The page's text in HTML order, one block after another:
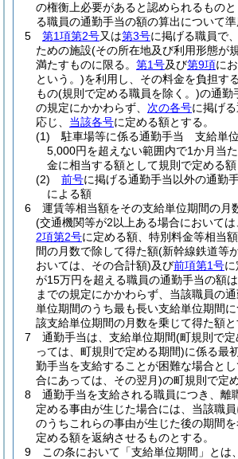
の権衡上必要があると認められるもの
る職員の通勤手当の額の算出について準
5
第1項第2号又は第3号に掲げる職員で
ための施設(その所在地及び利用形態が
満たすものに限る。 第1号及び第9項に
という。)を利用し、その料金を負担す
もの(規則で定める職員を除く。)の通勤
の規定にかかわらず、 次の各号に掲げ
応じ、 当該各号に定める額とする。
(1)
駐車場等に係る通勤手当 支給単位
5,000円を超えない範囲内で1か月当
金に相当する額として規則で定める額
(2)
前号に掲げる通勤手当以外の通勤
による額
6
運賃等相当額をその支給単位期間の月
(交通機関等が2以上ある場合において
2項第2号に定める額、特別料金等相当
間の月数で除して得た額(新幹線鉄道等
おいては、その合計額)及び前項第1号
が15万円を超える職員の通勤手当の額は
までの規定にかかわらず、当該職員の
単位期間のうち最も長い支給単位期間
該支給単位期間の月数を乗じて得た額と
7
通勤手当は、支給単位期間(町規則で
っては、町規則で定める期間)に係る最
勤手当を支給することが困難な場合と
合にあっては、その翌月)の町規則で定
8
通勤手当を支給される職員につき、離
定める事由が生じた場合には、当該職
のうちこれらの事由が生じた後の期間
定める額を返納させるものとする。
9
この条において「支給単位期間」とは